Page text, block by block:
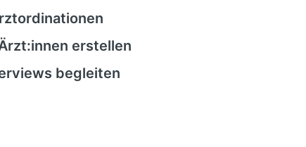
erstellen
begleiten